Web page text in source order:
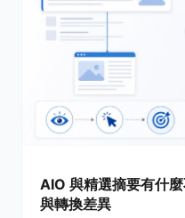
AIO 與精選摘要有什
與轉換差異